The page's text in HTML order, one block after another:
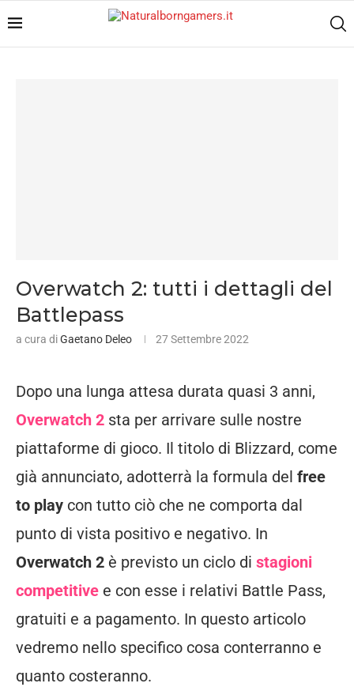
Overwatch 2: tutti i dettagli del
Battlepass
a cura diGaetano Deleo 27 Settembre 2022
Dopo una lunga attesa durata quasi 3 anni,
Overwatch 2 sta per arrivare sulle nostre
piattaforme di gioco. Il titolo di Blizzard, come
già annunciato, adotterrà la formula del free
to play con tutto ciò che ne comporta dal
punto di vista positivo e negativo. In
Overwatch 2 è previsto un ciclo di stagioni
competitive e con esse i relativi Battle Pass,
gratuiti e a pagamento. In questo articolo
vedremo nello specifico cosa conterranno e
quanto costeranno.